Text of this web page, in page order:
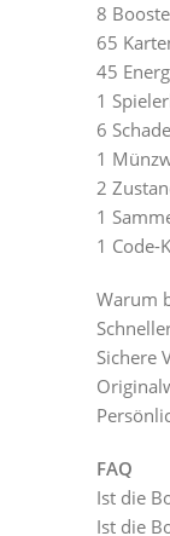
8
65
45
1
6
1
2
1
1 Code-
Warum
Sichere
FAQ
Ist die
Ist die